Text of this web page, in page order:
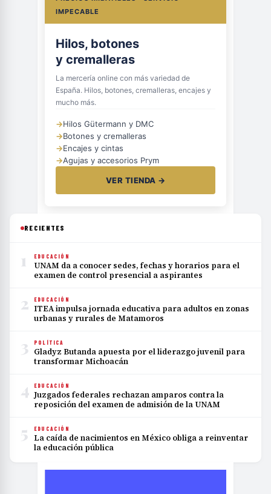
IMPECABLE
Hilos, botones
y cremalleras
La mercería online con más variedad de
España. Hilos, botones, cremalleras, encajes y
mucho más.
→Hilos Gütermann y DMC
→Botones y cremalleras
→Encajes y cintas
→Agujas y accesorios Prym
VER TIENDA →
RECIENTES
1 EDUCACIÓN
UNAM da a conocer sedes, fechas y horarios para el
examen de control presencial a aspirantes
2 EDUCACIÓN
ITEA impulsa jornada educativa para adultos en zonas
urbanas y rurales de Matamoros
3 POLÍTICA
Gladyz Butanda apuesta por el liderazgo juvenil para
transformar Michoacán
4 EDUCACIÓN
Juzgados federales rechazan amparos contra la
reposición del examen de admisión de la UNAM
5 EDUCACIÓN
La caída de nacimientos en México obliga a reinventar
la educación pública